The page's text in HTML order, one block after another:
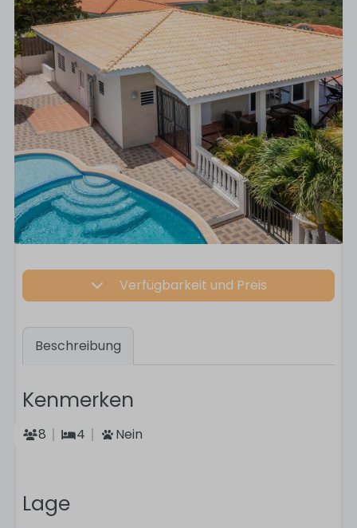
Verfügbarkeit und Preis
Beschreibung
Kenmerken
8 4 Nein
Lage